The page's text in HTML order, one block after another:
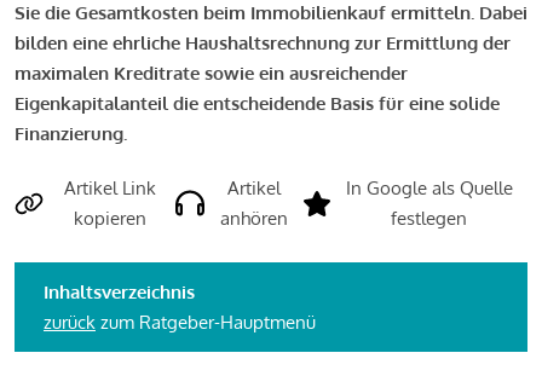
Sie die Gesamtkosten beim Immobilienkauf ermitteln. Dabei
bilden eine ehrliche Haushaltsrechnung zur Ermittlung der
maximalen Kreditrate sowie ein ausreichender
Eigenkapitalanteil die entscheidende Basis für eine solide
Finanzierung.
Artikel Link
kopieren
Artikel
anhören
In Google als Quelle
festlegen
Inhaltsverzeichnis
zurück zum Ratgeber-Hauptmenü